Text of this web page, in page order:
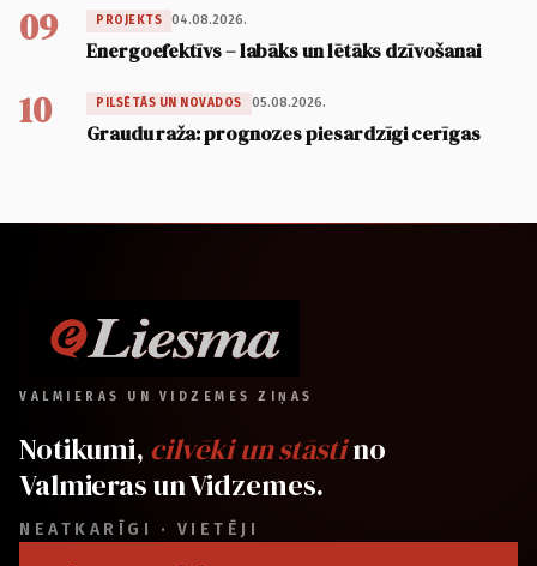
09 PROJEKTS 04.08.2026.
Energoefektīvs – labāks un lētāks dzīvošanai
10 PILSĒTĀS UN NOVADOS 05.08.2026.
Graudu raža: prognozes piesardzīgi cerīgas
VALMIERAS UN VIDZEMES ZIŅAS
Notikumi, cilvēki un stāstino
Valmieras un Vidzemes.
NEATKARĪGI · VIETĒJI